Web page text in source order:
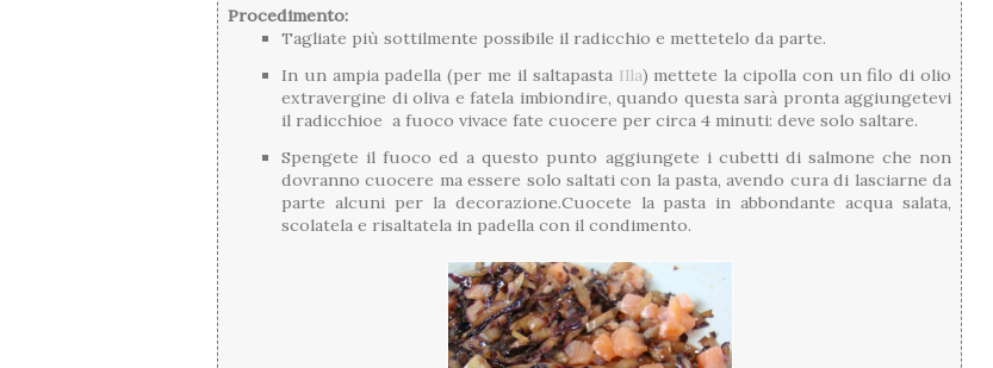
Procedimento:
Tagliate più sottilmente possibile il radicchio e mettetelo da parte.
In un ampia padella (per me il saltapasta Illa) mettete la cipolla con un filo di olio
extravergine di oliva e fatela imbiondire, quando questa sarà pronta aggiungetevi
il radicchioe a fuoco vivace fate cuocere per circa 4 minuti: deve solo saltare.
Spengete il fuoco ed a questo punto aggiungete i cubetti di salmone che non
dovranno cuocere ma essere solo saltati con la pasta, avendo cura di lasciarne da
parte alcuni per la decorazione.Cuocete la pasta in abbondante acqua salata,
scolatela e risaltatela in padella con il condimento.